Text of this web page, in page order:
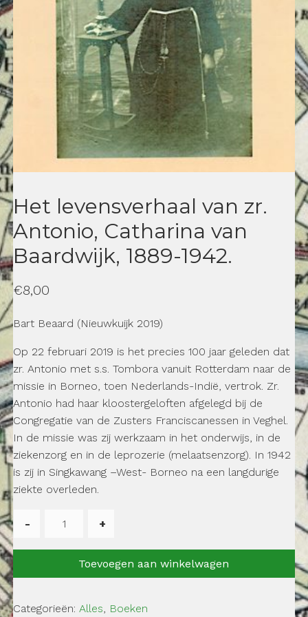
Het levensverhaal van zr.
Antonio, Catharina van
Baardwijk, 1889-1942.
€8,00
Bart Beaard (Nieuwkuijk 2019)
Op 22 februari 2019 is het precies 100 jaar geleden dat
zr. Antonio met s.s. Tombora vanuit Rotterdam naar de
missie in Borneo, toen Nederlands-Indië, vertrok. Zr.
Antonio had haar kloostergeloften afgelegd bij de
Congregatie van de Zusters Franciscanessen in Veghel.
In de missie was zij werkzaam in het onderwijs, in de
ziekenzorg en in de leprozerie (melaatsenzorg). In 1942
is zij in Singkawang –West- Borneo na een langdurige
ziekte overleden.
van
Catharina
Toevoegen aan winkelwagen
Categorieën: Alles, Boeken